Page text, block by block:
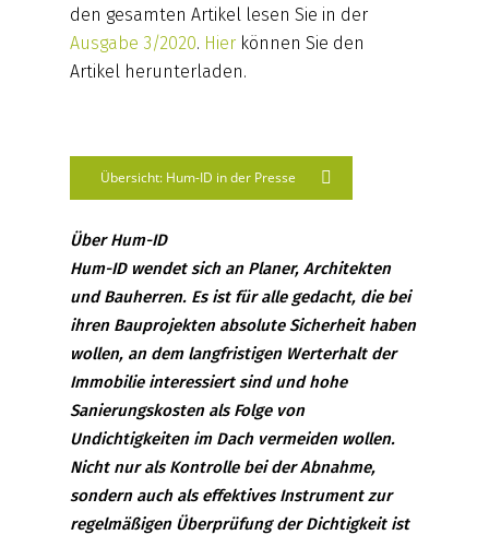
den gesamten Artikel lesen Sie in der
Ausgabe 3/2020. Hier können Sie den
Artikel herunterladen.
Übersicht: Hum-ID in der Presse
Über Hum-ID
Hum-ID wendet sich an Planer, Architekten
und Bauherren. Es ist für alle gedacht, die bei
ihren Bauprojekten absolute Sicherheit haben
wollen, an dem langfristigen Werterhalt der
Immobilie interessiert sind und hohe
Sanierungskosten als Folge von
Undichtigkeiten im Dach vermeiden wollen.
Nicht nur als Kontrolle bei der Abnahme,
sondern auch als effektives Instrument zur
regelmäßigen Überprüfung der Dichtigkeit ist